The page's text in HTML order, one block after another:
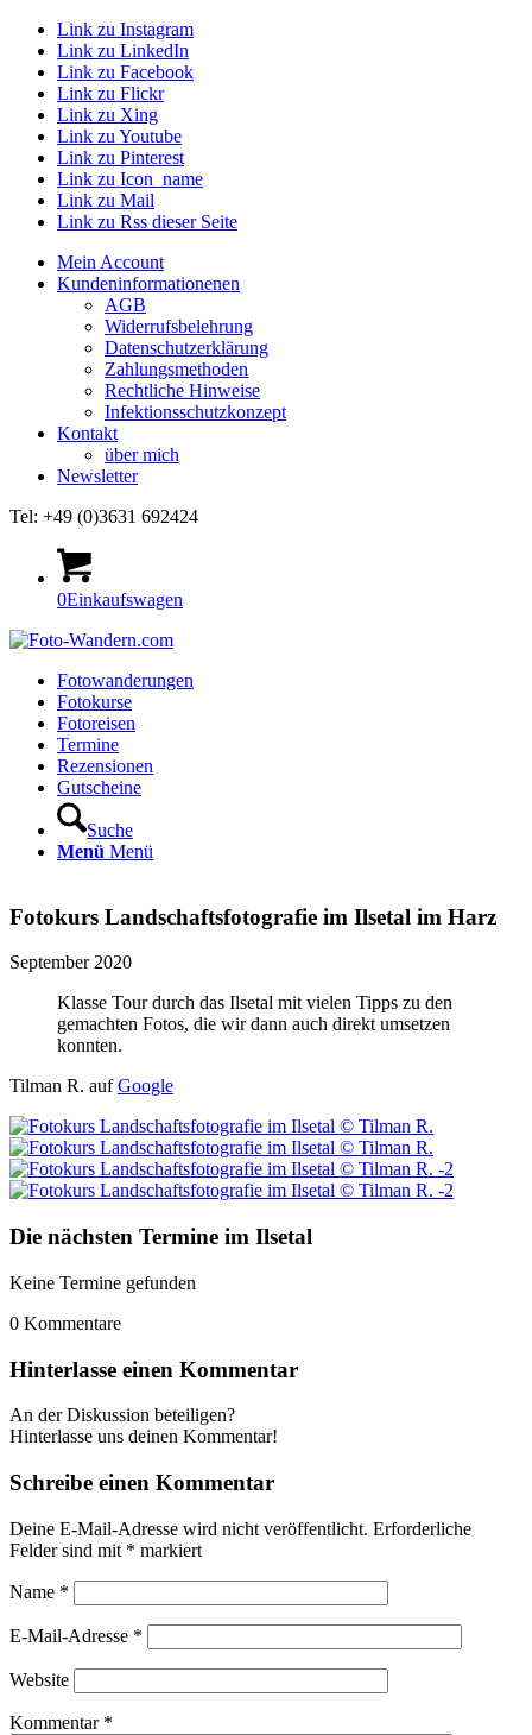
Link zu Instagram
Link zu LinkedIn
Link zu Facebook
Link zu Flickr
Link zu Xing
Link zu Youtube
Link zu Pinterest
Link zu Icon_name
Link zu Mail
Link zu Rss dieser Seite
Mein Account
Kundeninformationenen
AGB
Widerrufsbelehrung
Datenschutzerklärung
Zahlungsmethoden
Rechtliche Hinweise
Infektionsschutzkonzept
Kontakt
über mich
Newsletter
Tel: +49 (0)3631 692424
0Einkaufswagen
Fotowanderungen
Fotokurse
Fotoreisen
Termine
Rezensionen
Gutscheine
Suche
Menü Menü
Fotokurs Landschaftsfotografie im Ilsetal im Harz
September 2020
Klasse Tour durch das Ilsetal mit vielen Tipps zu den
gemachten Fotos, die wir dann auch direkt umsetzen
konnten.
Tilman R. aufGoogle
Die nächsten Termine im Ilsetal
Keine Termine gefunden
0 Kommentare
Hinterlasse einen Kommentar
An der Diskussion beteiligen?
Hinterlasse uns deinen Kommentar!
Schreibe einen Kommentar
Deine E-Mail-Adresse wird nicht veröffentlicht. Erforderliche
Felder sind mit * markiert
Name *
E-Mail-Adresse *
Website
Kommentar *